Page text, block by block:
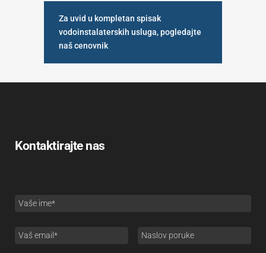
Za uvid u kompletan spisak
vodoinstalaterskih usluga, pogledajte
naš cenovnik
Kontaktirajte nas